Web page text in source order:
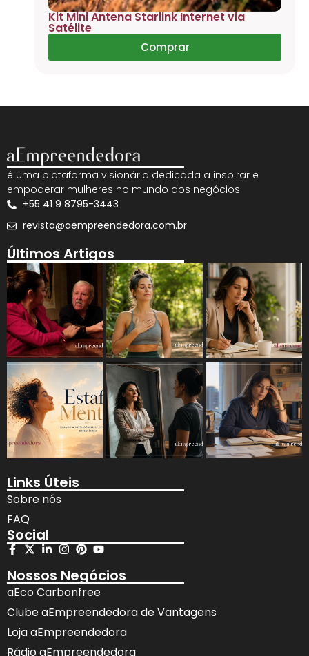
Kit Mini Antena Starlink Internet via
Satélite
Comprar
é uma plataforma visionária dedicada a inspirar e
empoderar mulheres no mundo dos negócios.
+55 41 9 8795-3443
revista@aempreendedora.com.br
Últimos Artigos
Links Úteis
Sobre nós
FAQ
Social
Nossos Negócios
aEco Carbonfree
Clube aEmpreendedora de Vantagens
Loja aEmpreendedora
Rádio aEmpreendedora